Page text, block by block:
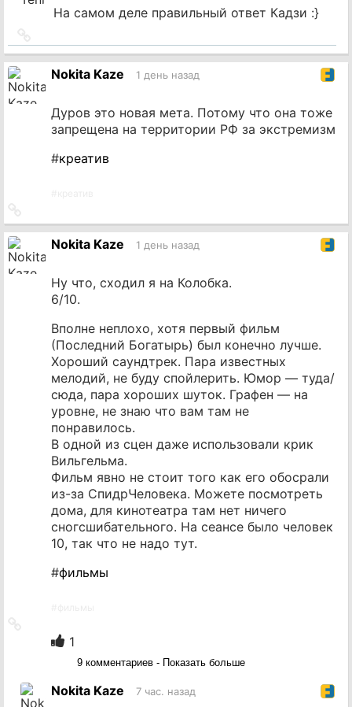
На самом деле правильный ответ Кадзи :}
на
источник
Nokita Kaze 1 день назад
Дуров это новая мета. Потому что она тоже
запрещена на территории РФ за экстремизм
#креатив
на
источникNokita Kaze 1 день назад
Ну что, сходил я на Колобка.
6/10.
Вполне неплохо, хотя первый фильм
(Последний Богатырь) был конечно лучше.
Хороший саундтрек. Пара известных
мелодий, не буду спойлерить. Юмор — туда/
сюда, пара хороших шуток. Графен — на
уровне, не знаю что вам там не
понравилось.
В одной из сцен даже использовали крик
Вильгельма.
Фильм явно не стоит того как его обосрали
из-за СпидрЧеловека. Можете посмотреть
дома, для кинотеатра там нет ничего
сногсшибательного. На сеансе было человек
10, так что не надо тут.
#фильмы
источник
1
9 комментариев - Показать больше
Nokita Kaze 7 час. назад